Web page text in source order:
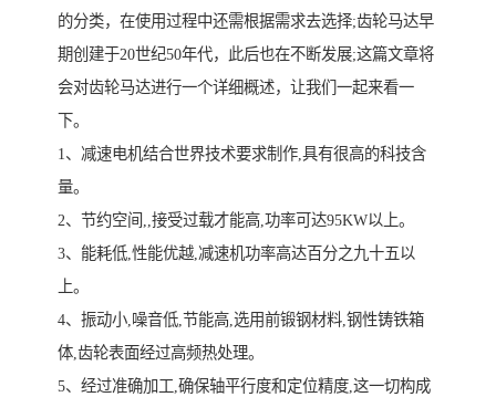
的分类，在使用过程中还需根据需求去选择;齿轮马达早
期创建于20世纪50年代，此后也在不断发展;这篇文章将
会对齿轮马达进行一个详细概述，让我们一起来看一
下。
1、减速电机结合世界技术要求制作,具有很高的科技含
量。
2、节约空间,,接受过载才能高,功率可达95KW以上。
3、能耗低,性能优越,减速机功率高达百分之九十五以
上。
4、振动小,噪音低,节能高,选用前锻钢材料,钢性铸铁箱
体,齿轮表面经过高频热处理。
5、经过准确加工,确保轴平行度和定位精度,这一切构成